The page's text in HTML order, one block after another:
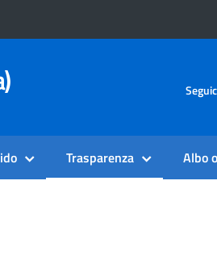
Trasparenza Albo